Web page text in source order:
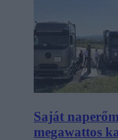
Saját
megawattos